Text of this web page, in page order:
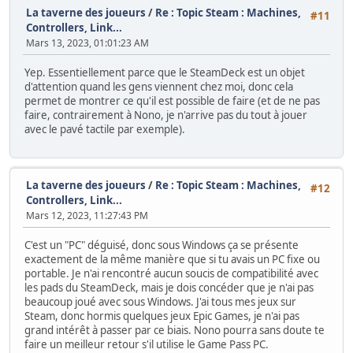
#11
La taverne des joueurs / Re : Topic Steam : Machines,
Controllers, Link...
Mars 13, 2023, 01:01:23 AM
Yep. Essentiellement parce que le SteamDeck est un objet
d'attention quand les gens viennent chez moi, donc cela
permet de montrer ce qu'il est possible de faire (et de ne pas
faire, contrairement à Nono, je n'arrive pas du tout à jouer
avec le pavé tactile par exemple).
#12
La taverne des joueurs / Re : Topic Steam : Machines,
Controllers, Link...
Mars 12, 2023, 11:27:43 PM
C'est un "PC" déguisé, donc sous Windows ça se présente
exactement de la même manière que si tu avais un PC fixe ou
portable. Je n'ai rencontré aucun soucis de compatibilité avec
les pads du SteamDeck, mais je dois concéder que je n'ai pas
beaucoup joué avec sous Windows. J'ai tous mes jeux sur
Steam, donc hormis quelques jeux Epic Games, je n'ai pas
grand intérêt à passer par ce biais. Nono pourra sans doute te
faire un meilleur retour s'il utilise le Game Pass PC.